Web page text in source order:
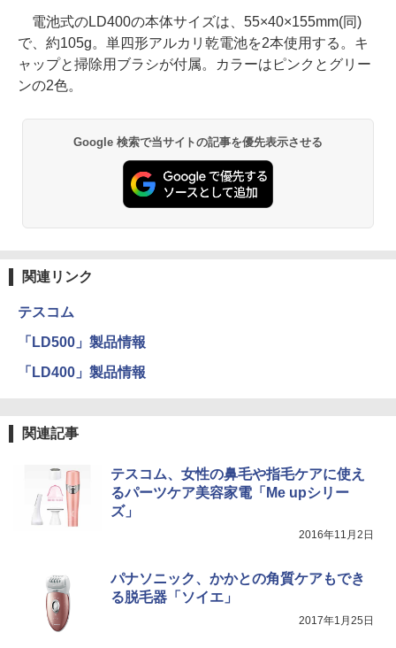
電池式のLD400の本体サイズは、55×40×155mm(同)
で、約105g。単四形アルカリ乾電池を2本使用する。キ
ャップと掃除用ブラシが付属。カラーはピンクとグリー
ンの2色。
Google 検索で当サイトの記事を優先表示させる
関連リンク
テスコム
「LD500」製品情報
「LD400」製品情報
関連記事
テスコム、女性の鼻毛や指毛ケアに使え
るパーツケア美容家電「Me upシリー
ズ」
2016年11月2日
パナソニック、かかとの角質ケアもでき
る脱毛器「ソイエ」
2017年1月25日